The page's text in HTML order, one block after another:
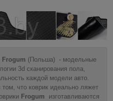
Frogum (Польша) - модельные
3d сканирования пола,
каждой модели авто.
что коврик идеально ляжет
Frogum изготавливаются